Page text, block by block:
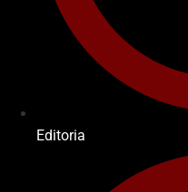
Editoria